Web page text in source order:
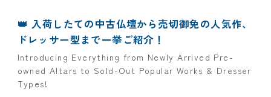
👑 入荷したての中古仏壇から売切御免の人気作、
ドレッサー型まで一挙ご紹介！
Introducing Everything from Newly Arrived Pre-
owned Altars to Sold-Out Popular Works & Dresser
Types!